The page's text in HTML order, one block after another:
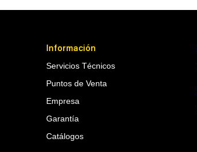
Información
Servicios Técnicos
Puntos de Venta
Empresa
Garantía
Catálogos